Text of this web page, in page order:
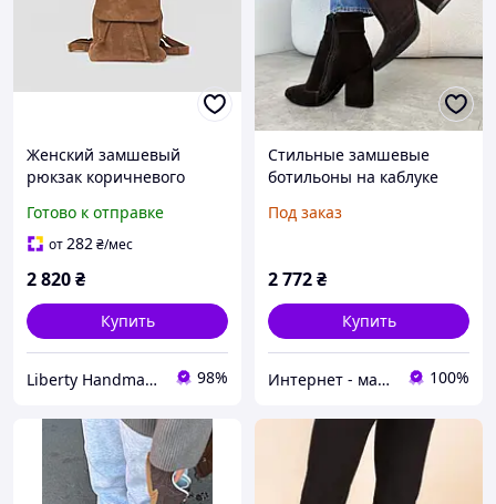
Женский замшевый
рюкзак коричневого
городской рюкзак |
Лёгкий рюкзак на каждый
Готово к отправке
от282₴/мес
2 820₴
Купить
Liberty Handmade 98%
Стильные замшевые
ботильоны на каблуке
размеры 36-40
Под заказ
2 772₴
Купить
Интернет - магазин "MariModa" 100%